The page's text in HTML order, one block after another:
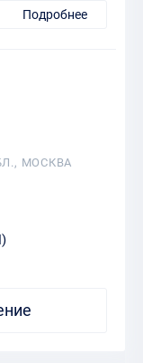
Подробнее
МОСКВА